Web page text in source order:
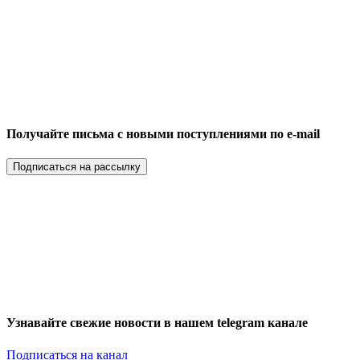
Получайте письма с новыми поступлениями по e-mail
Подписаться на рассылку
Узнавайте свежие новости в нашем telegram канале
Подписаться на канал